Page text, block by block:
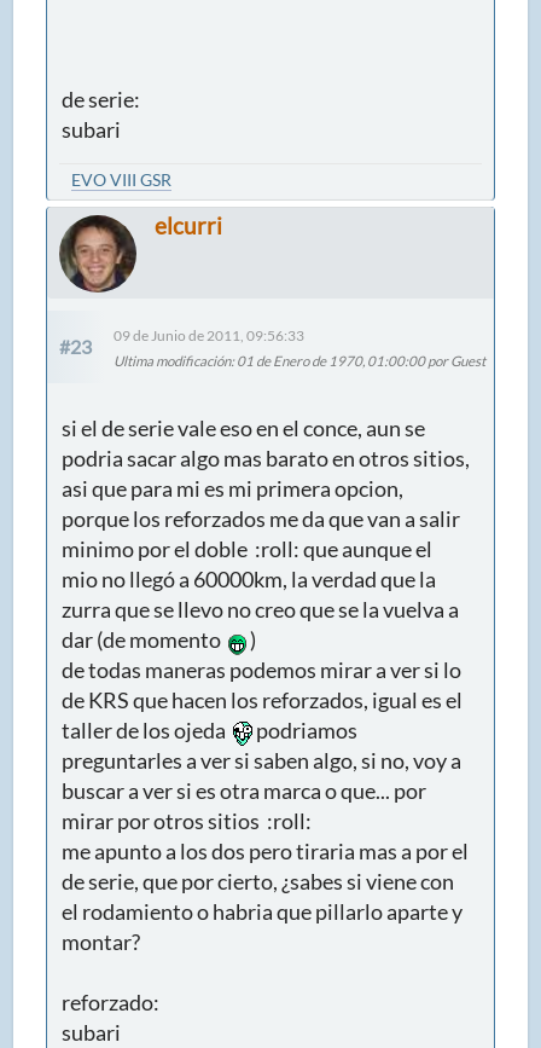
de serie:
subari
EVO VIII GSR
elcurri
#23
09 de Junio de 2011, 09:56:33
Ultima modificación: 01 de Enero de 1970, 01:00:00 por Guest
si el de serie vale eso en el conce, aun se
podria sacar algo mas barato en otros sitios,
asi que para mi es mi primera opcion,
porque los reforzados me da que van a salir
minimo por el doble :roll: que aunque el
mio no llegó a 60000km, la verdad que la
zurra que se llevo no creo que se la vuelva a
dar (de momento
)
de todas maneras podemos mirar a ver si lo
de KRS que hacen los reforzados, igual es el
taller de los ojeda
podriamos
preguntarles a ver si saben algo, si no, voy a
buscar a ver si es otra marca o que... por
mirar por otros sitios :roll:
me apunto a los dos pero tiraria mas a por el
de serie, que por cierto, ¿sabes si viene con
el rodamiento o habria que pillarlo aparte y
montar?
reforzado:
subari